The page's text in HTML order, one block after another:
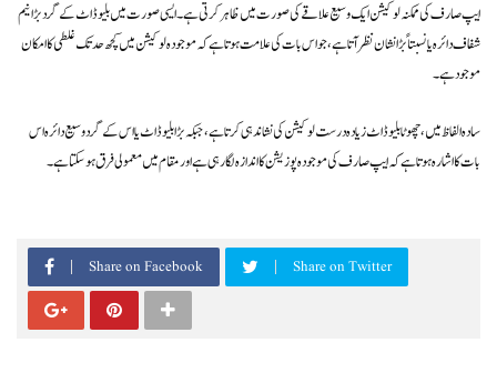
ایپ صارف کی ممکنہ لوکیشن ایک وسیع علاقے کی صورت میں ظاہر کرتی ہے۔ ایسی صورت میں بلیو ڈاٹ کے گرد بڑا نیم
شفاف دائرہ یا نسبتاً بڑا نشان نظر آتا ہے، جو اس بات کی علامت ہوتا ہے کہ موجودہ لوکیشن میں کچھ حد تک غلطی کا امکان
موجود ہے۔
سادہ الفاظ میں، چھوٹا بلیو ڈاٹ زیادہ درست لوکیشن کی نشاندہی کرتا ہے، جبکہ بڑا بلیو ڈاٹ یا اس کے گرد وسیع دائرہ اس
بات کا اشارہ ہوتا ہے کہ ایپ صارف کی موجودہ پوزیشن کا اندازہ لگا رہی ہے اور مقام میں معمولی فرق ہو سکتا ہے۔
Share on Facebook Share on Twitter